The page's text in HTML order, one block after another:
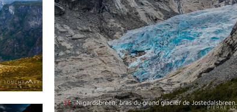
11- Nigardsbreen, bras du grand glacier de Jostedalsbreen.